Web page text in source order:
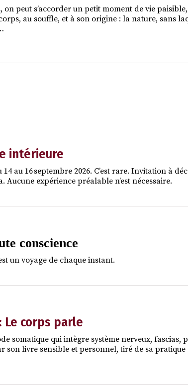
peut s’accorder un petit moment de vie
au souffle, et à son origine : la nature, sans
intérieure
au 16 septembre 2026. C’est rare. Invitation à
Aucune expérience préalable n’est nécessaire.
conscience
un voyage de chaque instant.
Le corps parle
somatique qui intègre système nerveux, fascias,
son livre sensible et personnel, tiré de sa